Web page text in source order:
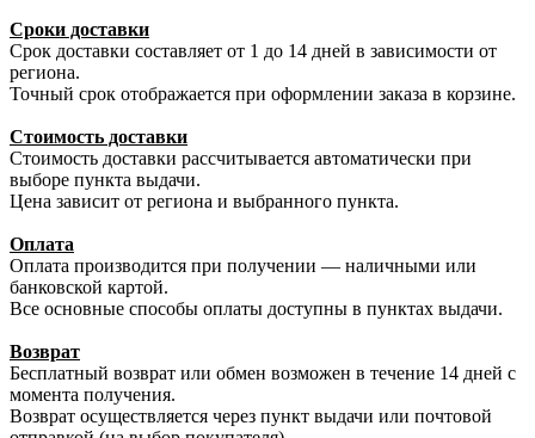
Сроки доставки
Срок доставки составляет от 1 до 14 дней в зависимости от
региона.
Точный срок отображается при оформлении заказа в корзине.
Стоимость доставки
Стоимость доставки рассчитывается автоматически при
выборе пункта выдачи.
Цена зависит от региона и выбранного пункта.
Оплата
Оплата производится при получении — наличными или
банковской картой.
Все основные способы оплаты доступны в пунктах выдачи.
Возврат
Бесплатный возврат или обмен возможен в течение 14 дней с
момента получения.
Возврат осуществляется через пункт выдачи или почтовой